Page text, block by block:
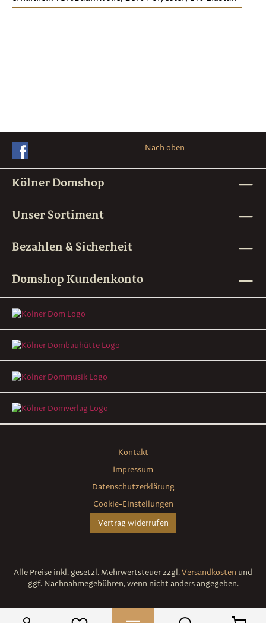
Nach oben
Kölner Domshop
Unser Sortiment
Bezahlen & Sicherheit
Domshop Kundenkonto
Kontakt
Impressum
Datenschutzerklärung
Cookie-Einstellungen
Vertrag widerrufen
Alle Preise inkl. gesetzl. Mehrwertsteuer zzgl.Versandkosten und
ggf. Nachnahmegebühren, wenn nicht anders angegeben.